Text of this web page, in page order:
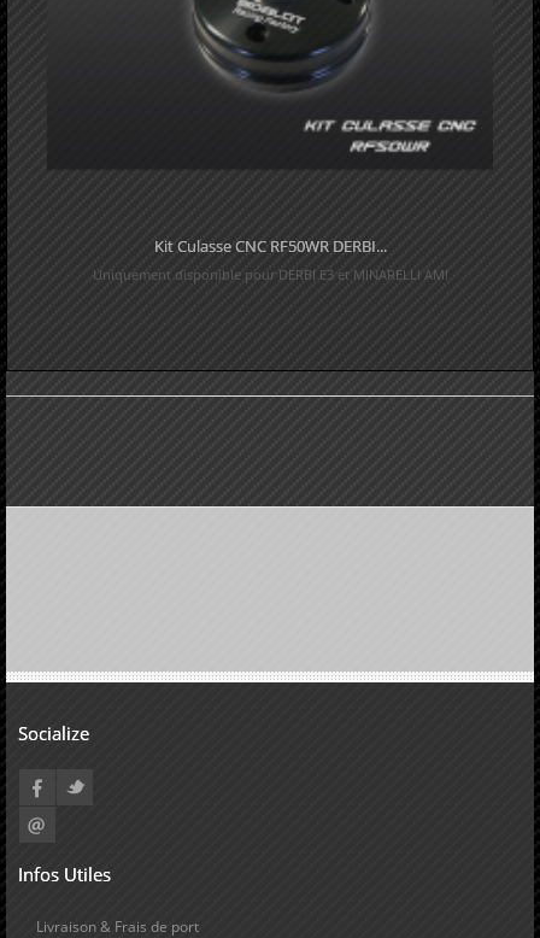
Kit Culasse CNC RF50WR DERBI...
Uniquement disponible pour DERBI E3 et MINARELLI AM!
Socialize
Infos Utiles
Livraison & Frais de port